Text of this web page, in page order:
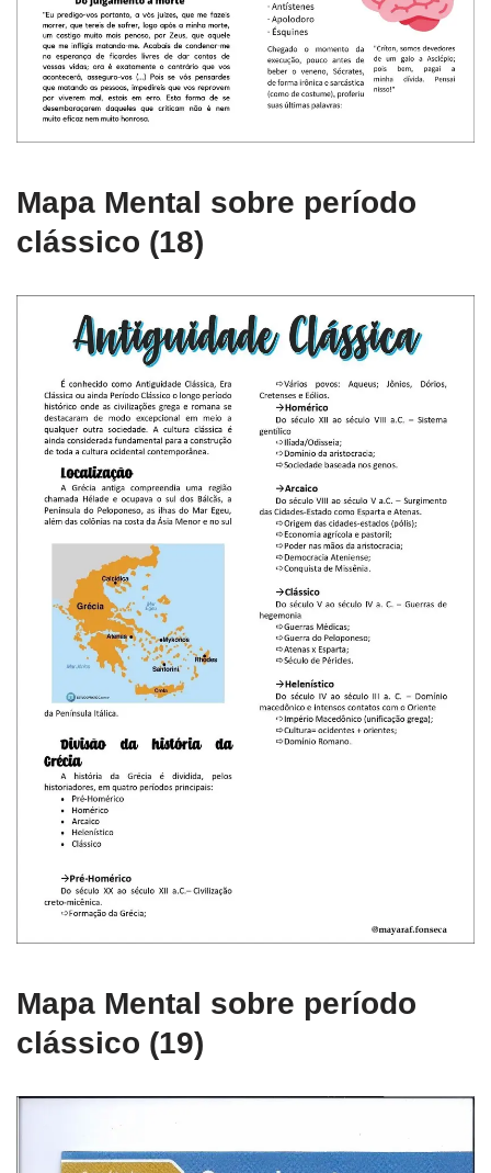
Mapa Mental sobre período
clássico (18)
Mapa Mental sobre período
clássico (19)